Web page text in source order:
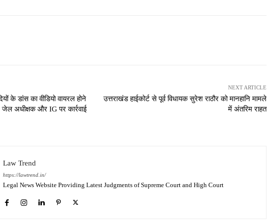
के डांस का वीडियो वायरल होने
अधीक्षक और IG पर कार्रवाई
NEXT ARTICLE
उत्तराखंड हाईकोर्ट से पूर्व विधायक सुरेश राठौर को मानहानि मामले
में अंतरिम राहत
Law Trend
https://lawtrend.in/
Legal News Website Providing Latest Judgments of Supreme Court and High Court